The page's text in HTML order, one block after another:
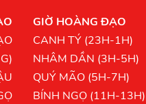
GIỜ HOÀNG ĐẠO
CANH TÝ (23H-1H)
NHÂM DẦN (3H-5H)
QUÝ MÃO (5H-7H)
BÍNH NGỌ (11H-13H)